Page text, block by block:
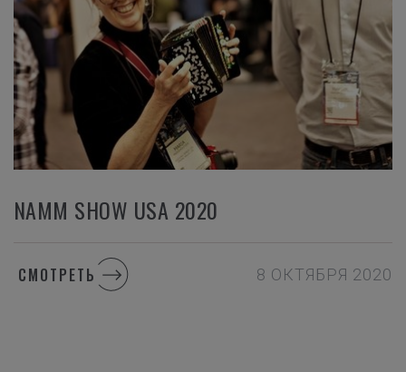
NAMM SHOW USA 2020
СМОТРЕТЬ 8 ОКТЯБРЯ 2020